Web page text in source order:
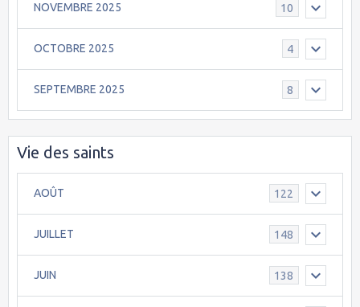
NOVEMBRE 2025 10
OCTOBRE 2025 4
SEPTEMBRE 2025 8
Vie des saints
AOÛT 122
JUILLET 148
JUIN 138